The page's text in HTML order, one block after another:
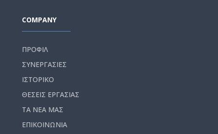
COMPANY
ΠΡΟΦΙΛ
ΣΥΝΕΡΓΑΣΙΕΣ
ΙΣΤΟΡΙΚΟ
ΘΕΣΕΙΣ ΕΡΓΑΣΙΑΣ
ΤΑ ΝΕΑ ΜΑΣ
ΕΠΙΚΟΙΝΩΝΙΑ